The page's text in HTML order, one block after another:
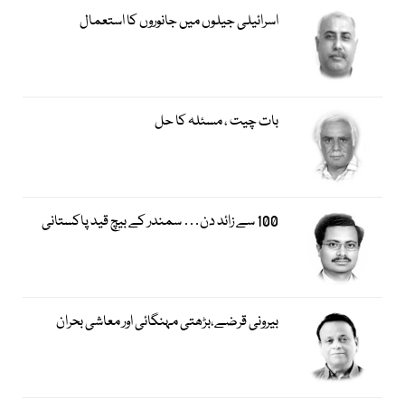
اسرائیلی جیلوں میں جانوروں کا استعمال
بات چیت ، مسئلہ کا حل
100 سے زائد دن… سمندر کے بیچ قید پاکستانی
بیرونی قرضے،بڑھتی مہنگائی اور معاشی بحران